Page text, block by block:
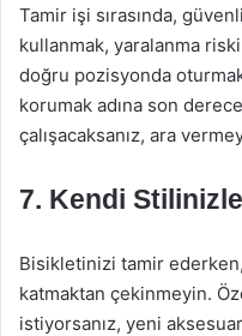
Tamir işi sırasında,
kullanmak, yaralanma
doğru pozisyonda
korumak adına son
çalışacaksanız, ara
7. Kendi
Bisikletinizi tamir
katmaktan çekinmeyin.
istiyorsanız, yeni